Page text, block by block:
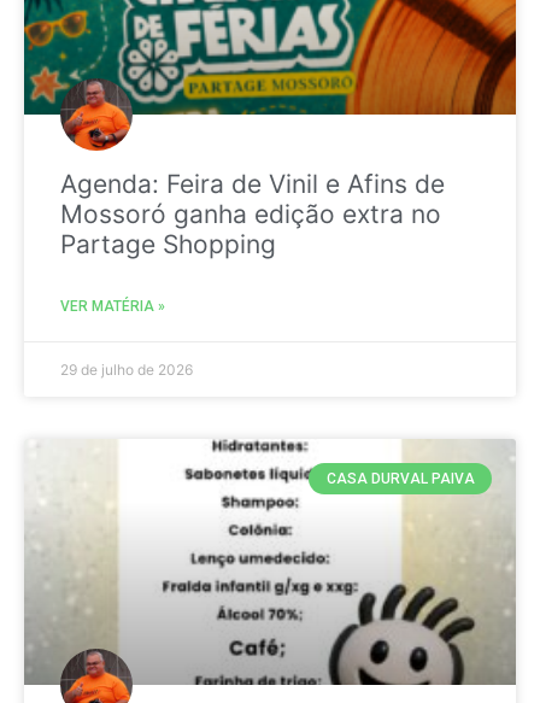
Agenda: Feira de Vinil e Afins de
Mossoró ganha edição extra no
Partage Shopping
VER MATÉRIA »
29 de julho de 2026
CASA DURVAL PAIVA